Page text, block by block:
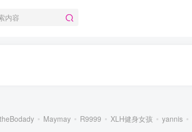
Maymay R9999 XLH健身女孩 yannis